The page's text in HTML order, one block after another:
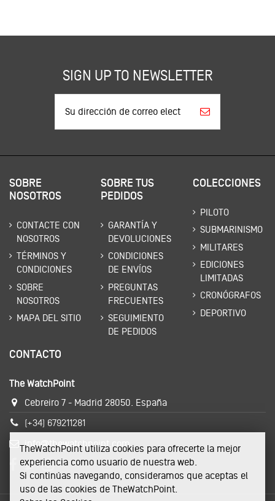
SIGN UP TO NEWSLETTER
SOBRE
NOSOTROS
CONTACTE CON
NOSOTROS
TÉRMINOS Y
CONDICIONES
SOBRE
NOSOTROS
MAPA DEL SITIO
SOBRE TUS
PEDIDOS
GARANTÍA Y
DEVOLUCIONES
CONDICIONES
DE ENVÍOS
PREGUNTAS
FRECUENTES
SEGUIMIENTO
DE PEDIDOS
COLECCIONES
PILOTO
SUBMARINISMO
MILITARES
EDICIONES
LIMITADAS
CRONÓGRAFOS
DEPORTIVO
CONTACTO
The WatchPoint
Cebreiro 7 - Madrid 28050. España
(+34) 679211281
info@thewatchpoint.com
TheWatchPoint utiliza cookies para ofrecerte la mejor
experiencia como usuario de nuestra web.
Si continúas navegando, consideramos que aceptas el
uso de las cookies de TheWatchPoint.